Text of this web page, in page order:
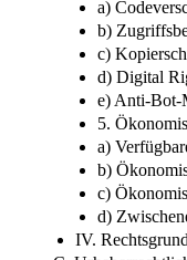
a)
b)
c)
d) Digital
e) Anti-​Bot-​
5.
a)
b)
c)
d)
IV.